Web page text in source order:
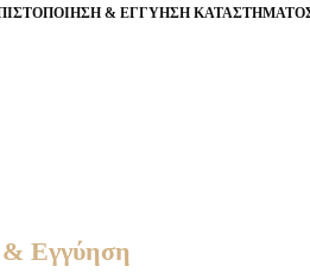
& ΕΓΓΥΗΣΗ
Εγγύηση